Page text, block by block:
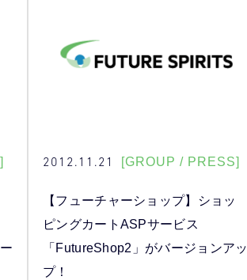
2012.11.21 [GROUP / PRESS]
【フューチャーショップ】ショッ
ピングカートASPサービス
「FutureShop2」がバージョンアッ
プ！